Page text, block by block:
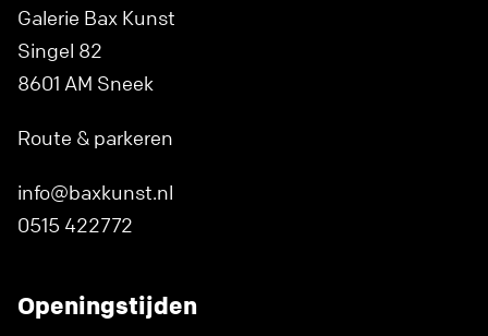
Galerie Bax Kunst
Singel 82
8601 AM Sneek
Route & parkeren
info@baxkunst.nl
0515 422772
Openingstijden